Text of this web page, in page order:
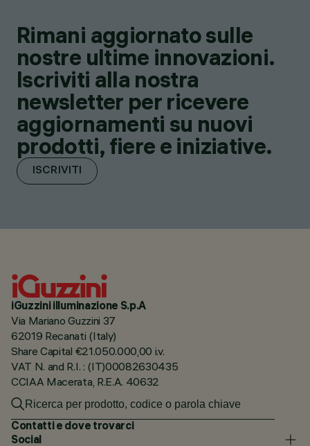
Rimani aggiornato sulle
nostre ultime innovazioni.
Iscriviti alla nostra
newsletter per ricevere
aggiornamenti su nuovi
prodotti, fiere e iniziative.
ISCRIVITI
iGuzzini illuminazione S.p.A
Via Mariano Guzzini 37
62019 Recanati (Italy)
Share Capital €21.050.000,00 i.v.
VAT N. and R.I. : (IT)00082630435
CCIAA Macerata, R.E.A. 40632
Contatti e dove trovarci
Social